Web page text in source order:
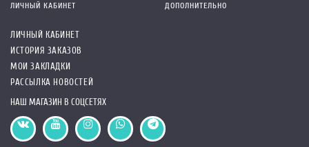
ЛИЧНЫЙ КАБИНЕТ
ЛИЧНЫЙ КАБИНЕТ
ИСТОРИЯ ЗАКАЗОВ
МОИ ЗАКЛАДКИ
РАССЫЛКА НОВОСТЕЙ
ДОПОЛНИТЕЛЬНО
НАШ МАГАЗИН В СОЦСЕТЯХ